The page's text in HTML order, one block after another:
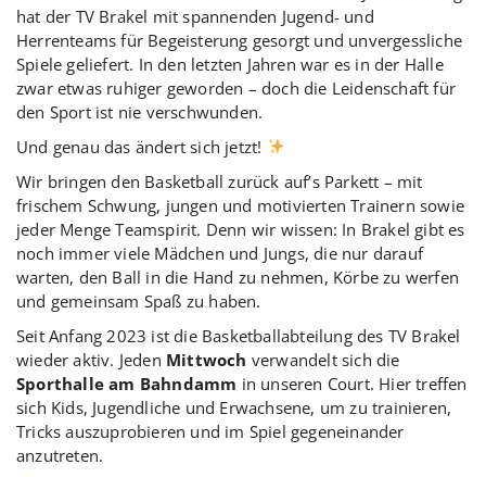
hat der TV Brakel mit spannenden Jugend- und
Herrenteams für Begeisterung gesorgt und unvergessliche
Spiele geliefert. In den letzten Jahren war es in der Halle
zwar etwas ruhiger geworden – doch die Leidenschaft für
den Sport ist nie verschwunden.
Und genau das ändert sich jetzt!
Wir bringen den Basketball zurück auf’s Parkett – mit
frischem Schwung, jungen und motivierten Trainern sowie
jeder Menge Teamspirit. Denn wir wissen: In Brakel gibt es
noch immer viele Mädchen und Jungs, die nur darauf
warten, den Ball in die Hand zu nehmen, Körbe zu werfen
und gemeinsam Spaß zu haben.
Seit Anfang 2023 ist die Basketballabteilung des TV Brakel
wieder aktiv. Jeden Mittwoch verwandelt sich die
Sporthalle am Bahndamm in unseren Court. Hier treffen
sich Kids, Jugendliche und Erwachsene, um zu trainieren,
Tricks auszuprobieren und im Spiel gegeneinander
anzutreten.